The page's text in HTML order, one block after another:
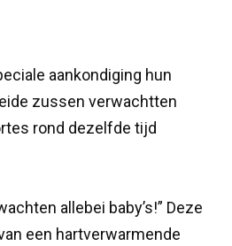
aankondiging hun
zussen verwachtten
rond dezelfde tijd
allebei baby’s!” Deze
een hartverwarmende